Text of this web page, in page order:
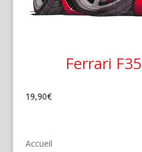
Ferrari
19,90€
Accueil